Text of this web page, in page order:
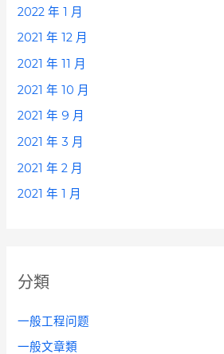
2022 年 1 月
2021 年 12 月
2021 年 11 月
2021 年 10 月
2021 年 9 月
2021 年 3 月
2021 年 2 月
2021 年 1 月
分類
一般工程问题
一般文章類